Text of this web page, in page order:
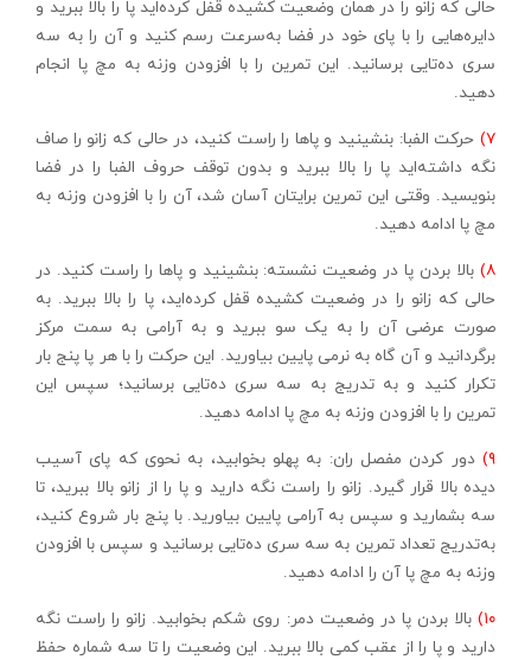
حالی که زانو را در همان وضعیت کشیده قفل کرده‌اید پا را بالا ببرید و
دایره‌هایی را با پای خود در فضا به‌سرعت رسم کنید و آن را به سه
سری ده‌تایی برسانید. این تمرین را با افزودن وزنه به مچ پا انجام
دهید.
۷) حرکت الفبا: بنشینید و پاها را راست کنید، در حالی که زانو را صاف
نگه داشته‌اید پا را بالا ببرید و بدون توقف حروف الفبا را در فضا
بنویسید. وقتی این تمرین برایتان آسان شد، آن را با افزودن وزنه به
مچ پا ادامه دهید.
۸) بالا بردن پا در وضعیت نشسته: بنشینید و پاها را راست کنید. در
حالی که زانو را در وضعیت کشیده قفل کرده‌اید، پا را بالا ببرید‌. به
صورت عرضی آن را به یک سو ببرید و به آرامی ‌به سمت مرکز
برگردانید و آن گاه به نرمی ‌پایین بیاورید. این حرکت را با هر پا پنج بار
تکرار کنید و به تدریج به سه سری ده‌تایی برسانید؛‌ سپس این
تمرین را با افزودن وزنه به مچ پا ادامه دهید.
۹)
دور کردن مفصل ران: به پهلو بخوابید، به نحوی که پای آسیب
دیده بالا قرار گیرد. زانو را راست نگه دارید و پا را از زانو بالا ببرید، تا
سه بشمارید و سپس به آرامی ‌پایین بیاورید. با پنج بار شروع کنید،
به‌تدریج تعداد تمرین به سه سری ده‌تایی برسانید و سپس با افزودن
وزنه به مچ پا آن را ادامه دهید.
۱۰) بالا بردن پا در وضعیت دمر: روی شکم بخوابید. زانو را راست نگه
دارید و پا را از عقب کمی ‌بالا ببرید. این وضعیت را تا سه شماره حفظ